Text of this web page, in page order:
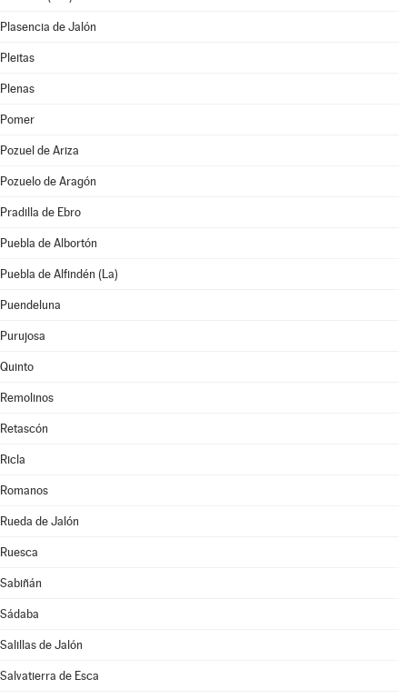
Plasencia de Jalón
Pleitas
Plenas
Pomer
Pozuel de Ariza
Pozuelo de Aragón
Pradilla de Ebro
Puebla de Albortón
Puebla de Alfindén (La)
Puendeluna
Purujosa
Quinto
Remolinos
Retascón
Ricla
Romanos
Rueda de Jalón
Ruesca
Sabiñán
Sádaba
Salillas de Jalón
Salvatierra de Esca